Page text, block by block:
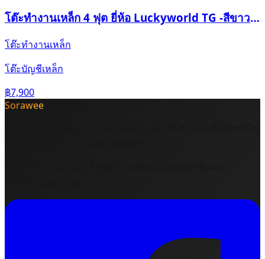
โต๊ะทำงานเหล็ก 4 ฟุต ยี่ห้อ Luckyworld TG -สีขาว
โต๊ะทำงานเหล็ก
โต๊ะบัญชีเหล็ก
฿7,900
Sorawee